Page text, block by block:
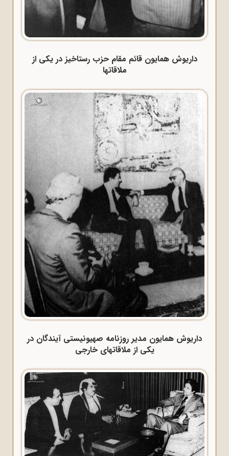
داریوش همایون قائم مقام حزب رستاخیز در یکی از
ملاقاتها
داریوش همایون مدیر روزنامه صهیونیستی آیندگان در
یکی از ملاقاتهای خارجی